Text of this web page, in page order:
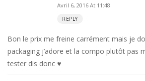
Avril 6, 2016 At 11:48
REPLY
Bon le prix me freine carrément mais je
packaging j’adore et la compo plutôt pas
tester dis donc ♥